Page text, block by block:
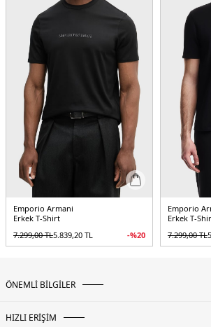
Manken Ölçüsü :
Kilo : 79 kg / Boy : 1.89 cm / Göğüs
Basen : 102 cm / Beden : L
Üretim Yeri :
5DY13R1TV41JUVZ0920.12
Emporio Armani
Erkek T-Shirt
7.299,00TL5.839,20 TL -%20
Emporio
Erkek T-
7.299,00TL
ÖNEMLİ BİLGİLER
HIZLI ERİŞİM